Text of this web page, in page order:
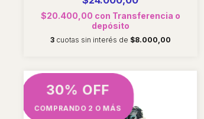
$20.400,00 con Transferencia o
depósito
3 cuotas sin interés de $8.000,00
30% OFF
COMPRANDO 2 O MÁS